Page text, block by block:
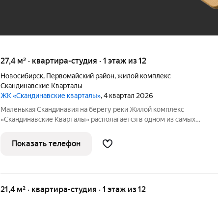
27,4 м² · квартира-студия · 1 этаж из 12
Новосибирск, Первомайский район,жилой комплекс
Скандинавские Кварталы
ЖК «Скандинавские кварталы», 4 квартал 2026
Маленькая Скандинавия на берегу реки Жилой комплекс
«Скандинавские Кварталы» располагается в одном из самых
ней открываются прекрасные виды на холмы и нетронутую
природу. Уникальная
Показать телефон
21,4 м² · квартира-студия · 1 этаж из 12